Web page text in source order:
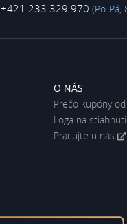
+421 233 329 970 (Po-Pá,
O NÁS
Prečo kupóny od
Loga na
Pracujte u nás